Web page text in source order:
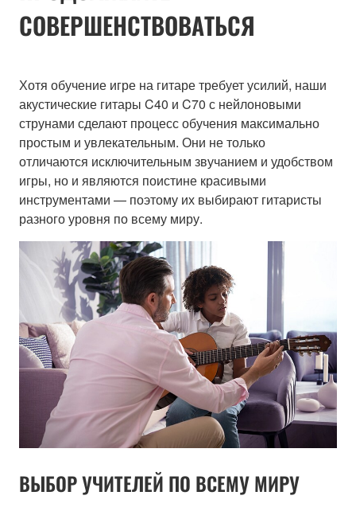
СОВЕРШЕНСТВОВАТЬСЯ
Хотя обучение игре на гитаре требует усилий, наши
акустические гитары C40 и C70 с нейлоновыми
струнами сделают процесс обучения максимально
простым и увлекательным. Они не только
отличаются исключительным звучанием и удобством
игры, но и являются поистине красивыми
инструментами — поэтому их выбирают гитаристы
разного уровня по всему миру.
ВЫБОР УЧИТЕЛЕЙ ПО ВСЕМУ МИРУ